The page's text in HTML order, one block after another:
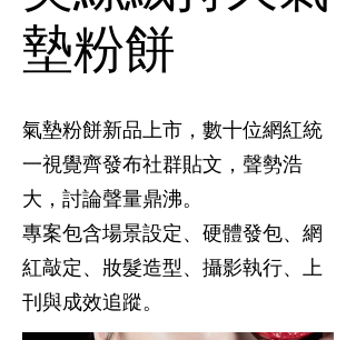
墊粉餅
氣墊粉餅新品上市，數十位網紅統
一視覺齊發布社群貼文，聲勢浩
大，討論聲量鼎沸。
專案包含場景設定、硬體發包、網
紅敲定、妝髮造型、攝影執行、上
刊與成效追蹤。